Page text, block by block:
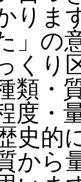
りま
」の
くり
類・
度・
史的
から